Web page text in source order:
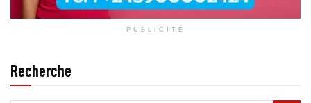
PUBLICITÉ
Recherche